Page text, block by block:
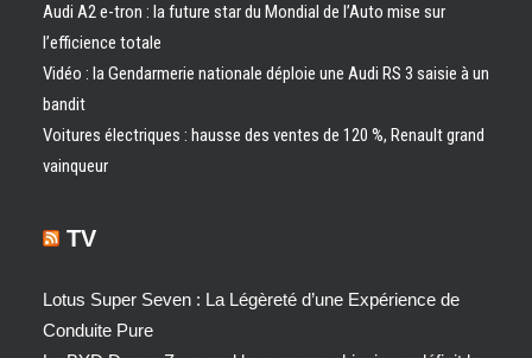
Audi A2 e-tron : la future star du Mondial de l’Auto mise sur
l’efficience totale
Vidéo : la Gendarmerie nationale déploie une Audi RS 3 saisie à un
bandit
Voitures électriques : hausse des ventes de 120 %, Renault grand
vainqueur
TV
Lotus Super Seven : La Légèreté d’une Expérience de
Conduite Pure